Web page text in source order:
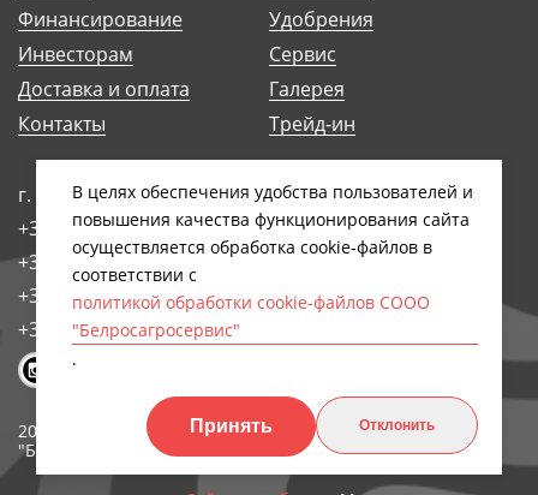
Финансирование
Инвесторам
Доставка и оплата
Контакты
Удобрения
Сервис
Галерея
Трейд-ин
г. Минск, ул. Антоновская, 14Б
+375 (17) 248-91-29
+375 (17) 242-97-93
+375 (17) 258-89-66
+375 (44) 768-79-84
2026, СООО
"БЕЛРОСАГРОСЕРВИС"
Обработка персональных
данных
В целях обеспечения удобства пользователей и
повышения качества функционирования сайта
осуществляется обработка сookiе-файлов в
соответствии с
политикой обработки cookie-файлов СООО
"Белросагросервис"
.
Принять Отклонить